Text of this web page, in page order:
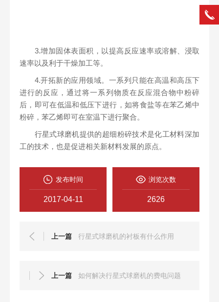
3.增加固体表面积，以提高反应速率或溶解、浸取
速率以及利于干燥加工等。
4.开拓新的应用领域。一系列只能在高温和高压下
进行的反应，通过将一系列物质在反应混合物中粉碎
后，即可在低温和低压下进行，如将食盐等在苯乙烯中
粉碎，苯乙烯即可在室温下进行聚合。
行星式球磨机提供的超细粉碎技术是化工材料深加
工的技术，也是促进相关新材料发展的原点。
发布时间
2017-04-11
浏览次数
2626
上一篇 行星式球磨机的衬板有什么作用
上一篇 如何解决行星式球磨机的费电问题